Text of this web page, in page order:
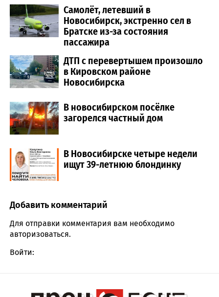
Самолёт, летевший в
Новосибирск, экстренно сел в
Братске из-за состояния
пассажира
ДТП с перевертышем произошло
в Кировском районе
Новосибирска
В новосибирском посёлке
загорелся частный дом
В Новосибирске четыре недели
ищут 39-летнюю блондинку
Comment section
Добавить комментарий
Для отправки комментария вам необходимо
авторизоваться.
Войти: